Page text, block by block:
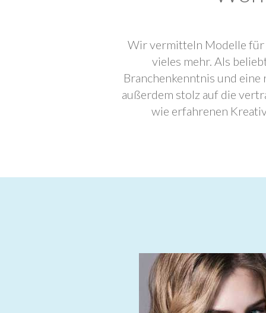
Wir vermitteln Modelle für
vieles mehr. Als
Branchenkenntnis und
außerdem stolz auf die
wie erfahrenen